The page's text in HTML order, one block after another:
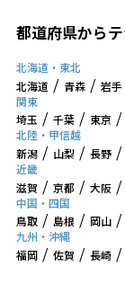
都道府県から
北海道・東北
北海道
青森 岩手
関東
埼玉
千葉 東京
北陸・甲信越
新潟
山梨 長野
近畿
滋賀
京都 大阪
中国・四国
鳥取
島根 岡山
九州・沖縄
福岡
佐賀 長崎